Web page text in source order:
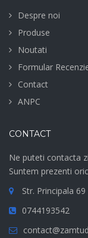
Despre noi
Produse
Noutati
Formular
Contact
ANPC
CONTACT
Ne puteti contacta
Suntem prezenti
Str. Principala
0744193542